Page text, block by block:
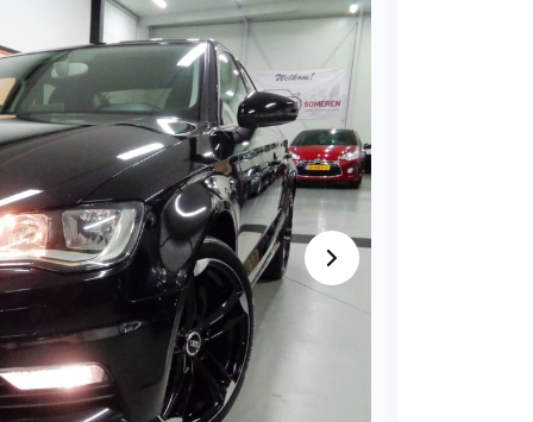
Volkswagen
(4500+ auto's)
Volvo
(1000+ auto's)
Audi
(2000+ auto's)
BMW
(2000+ auto's)
Calculator
Maandbedrag berekenen
Offerte vergelijken
Wij geven jou een betere deal
Gehele FAQ’s
Bekijk volledige FAQ’s
Zakelijk
Vragen over zakelijk
Particulier
Vragen over particulier
Jouw aanvraag